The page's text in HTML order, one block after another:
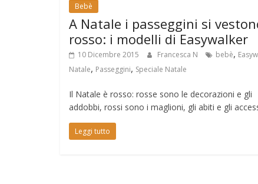
Bebè
A Natale i passeggini si
rosso: i modelli di Easywalker
10 Dicembre 2015 Francesca N bebè,
Natale, Passeggini, Speciale Natale
Il Natale è rosso: rosse sono le decorazioni e gli
addobbi, rossi sono i maglioni, gli abiti e gli
Leggi tutto